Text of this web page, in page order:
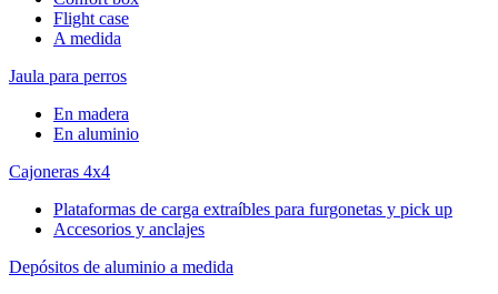
Flight case
A medida
Jaula para perros
En madera
En aluminio
Cajoneras 4x4
Plataformas de carga extraíbles para furgonetas y pick up
Accesorios y anclajes
Depósitos de aluminio a medida